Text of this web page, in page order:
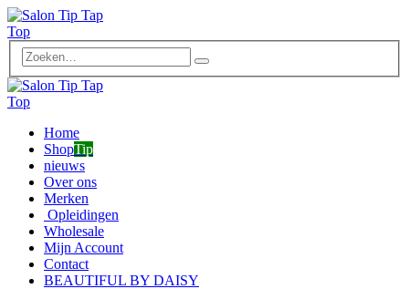
Home
ShopTip
nieuws
Over ons
Merken
Opleidingen
Wholesale
Mijn Account
Contact
BEAUTIFUL BY DAISY